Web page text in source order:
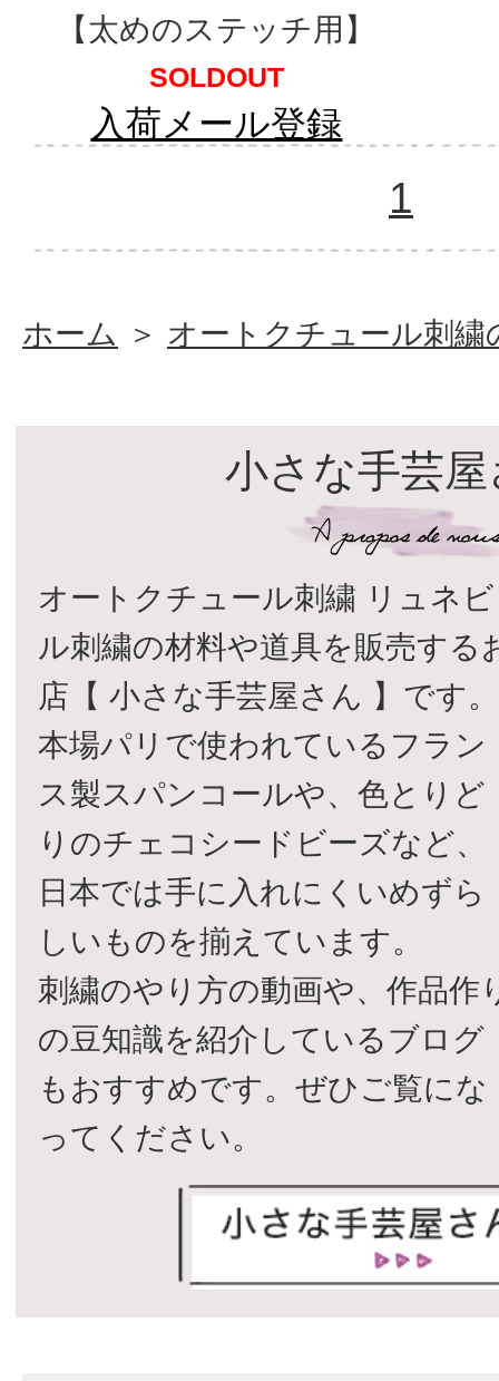
【太めのステッチ用】
SOLDOUT
入荷メール登録
1
ホーム ＞ オートクチュール刺繍
小さな手芸
オートクチュール刺繍 リュネビ
ル刺繍の材料や道具を販売する
店【 小さな手芸屋さん 】です。
本場パリで使われているフラン
ス製スパンコールや、色とりど
りのチェコシードビーズなど、
日本では手に入れにくいめずら
しいものを揃えています。
刺繍のやり方の動画や、作品作
の豆知識を紹介しているブログ
もおすすめです。ぜひご覧にな
ってください。